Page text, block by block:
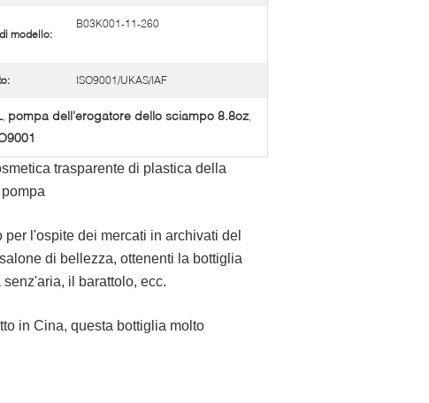
modello:
B03K001-11-260
ISO9001/UKAS/IAF
, pompa dell'erogatore dello sciampo 8.8oz,
trasparente di plastica della
l'ospite dei mercati in archivati del
di bellezza, ottenenti la bottiglia
il barattolo, ecc.
in Cina, questa bottiglia molto